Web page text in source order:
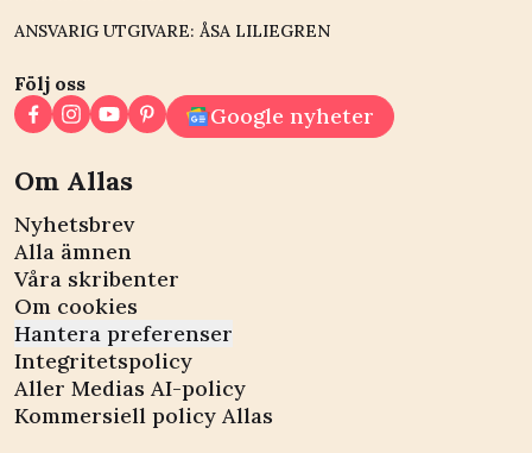
ANSVARIG UTGIVARE: ÅSA LILIEGREN
Följ oss
Google nyheter
Om Allas
Nyhetsbrev
Alla ämnen
Våra skribenter
Om cookies
Hantera preferenser
Integritetspolicy
Aller Medias AI-policy
Kommersiell policy Allas